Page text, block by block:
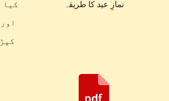
کیا نمازِ عید کا طریقہ